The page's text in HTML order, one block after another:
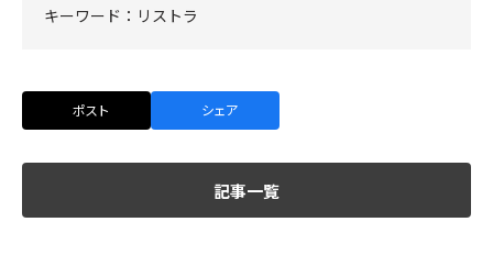
キーワード： リストラ
ポスト シェア
記事一覧